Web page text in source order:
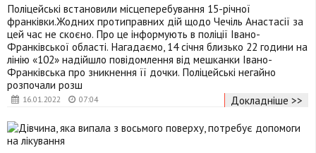
16.01.2022 07:04
Поліцейські встановили місцеперебування 15-річної
франківки.Жодних протиправних дій щодо Чечіль Анастасії за
цей час не скоєно. Про це інформують в поліції Івано-
Франківської області. Нагадаємо, 14 січня близько 22 години на
лінію «102» надійшло повідомлення від мешканки Івано-
Франківська про зникнення її дочки. Поліцейські негайно
розпочали розш
Докладніше >>